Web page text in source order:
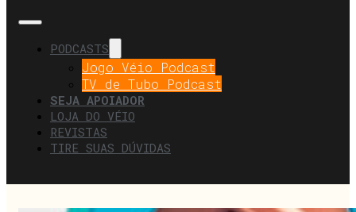
PODCASTS
Jogo Véio Podcast
TV de Tubo Podcast
SEJA APOIADOR
LOJA DO VÉIO
REVISTAS
TIRE SUAS DÚVIDAS